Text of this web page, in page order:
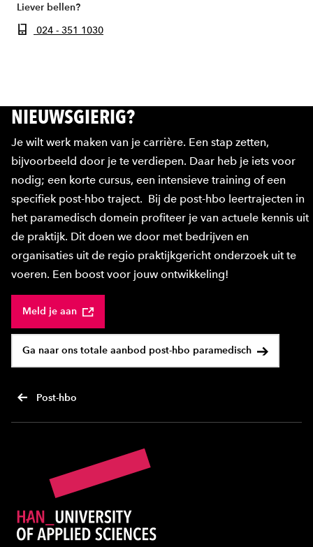
Liever bellen?
024 - 351 1030
NIEUWSGIERIG?
Je wilt werk maken van je carrière. Een stap zetten,
bijvoorbeeld door je te verdiepen. Daar heb je iets voor
nodig; een korte cursus, een intensieve training of een
specifiek post-hbo traject. Bij de post-hbo leertrajecten in
het paramedisch domein profiteer je van actuele kennis uit
de praktijk. Dit doen we door met bedrijven en
organisaties uit de regio praktijkgericht onderzoek uit te
voeren. Een boost voor jouw ontwikkeling!
Meld je aan
Ga naar ons totale aanbod post-hbo paramedisch
Post-hbo